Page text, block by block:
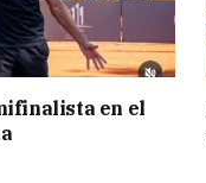
en el